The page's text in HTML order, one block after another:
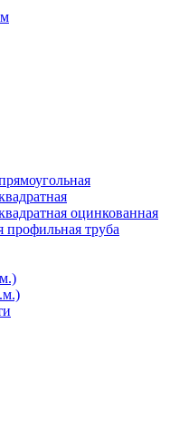
оцинкованная
профильная труба